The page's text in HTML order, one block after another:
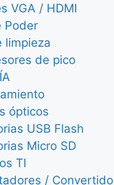
VGA / HDMI
Poder
limpieza
de pico
ópticos
USB Flash
Micro SD
TI
/